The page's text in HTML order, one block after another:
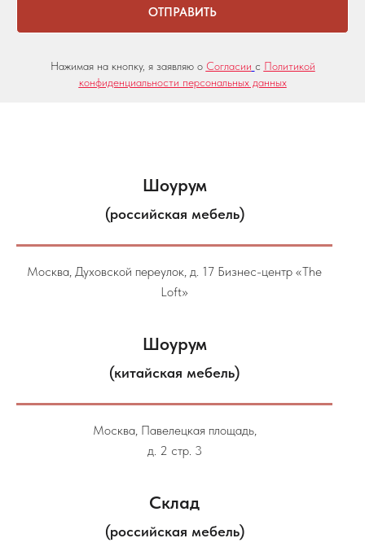
ОТПРАВИТЬ
Нажимая на кнопку, я заявляю о Согласии с Политикой
конфиденциальности персональных данных
Шоурум
(российская мебель)
Москва, Духовской переулок, д. 17 Бизнес-центр «The
Loft»
Шоурум
(китайская мебель)
Москва, Павелецкая площадь,
д. 2 стр. 3
Склад
(российская мебель)